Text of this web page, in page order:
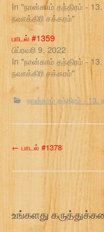
In "நான்காம் தந்திரம் - 13.
நவாக்கிரி சக்கரம்"
பாடல் #1359
பிப்ரவரி 9, 2022
In "நான்காம் தந்திரம் - 13.
நவாக்கிரி சக்கரம்"
நான்காம் தந்திரம் - 13.
P
o
t
← பாடல் #1378
உங்களது